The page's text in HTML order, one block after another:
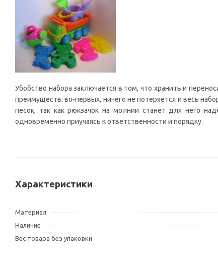
Убобство набора заключается в том, что хранить и
преимуществ: во-первых, ничего не потеряется и весь
песок, так как рюкзачок на молнии станет для него
одновременно приучаясь к ответственности и порядку.
Характеристики
Материал
Наличие
Вес товара без упаковки